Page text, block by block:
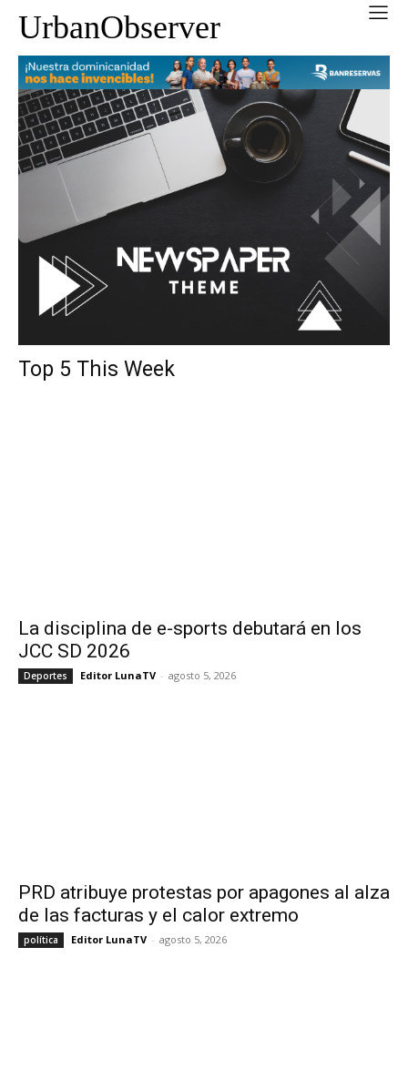
UrbanObserver
Top 5 This Week
La disciplina de e-sports debutará en los
JCC SD 2026
Deportes Editor LunaTV - agosto 5, 2026
PRD atribuye protestas por apagones al alza
de las facturas y el calor extremo
política Editor LunaTV - agosto 5, 2026